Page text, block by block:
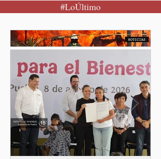
restablecimiento de las
entre los gobiernos de
México y Perú. “Es
la orientación política de
los gobiernos —porque hay
orientaciones políticas de
los gobiernos, llegan por
un partido, llegan por otro
— es importante que México
tenga relaciones
diplomáticas con el mu
#LoÚltimo